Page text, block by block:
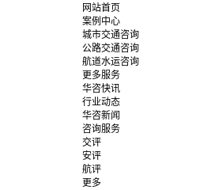
网站首页
案例中心
城市交通咨询
公路交通咨询
航道水运咨询
更多服务
华咨快讯
行业动态
华咨新闻
咨询服务
交评
安评
航评
更多